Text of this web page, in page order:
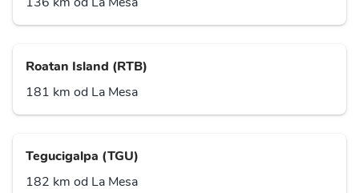
Roatan Island (RTB)
181 km od La Mesa
Tegucigalpa (TGU)
182 km od La Mesa